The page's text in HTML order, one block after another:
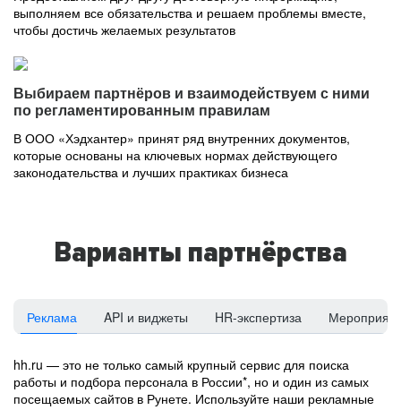
выполняем все обязательства и решаем проблемы вместе,
чтобы достичь желаемых результатов
Выбираем партнёров и взаимодействуем с ними
по регламентированным правилам
В ООО «Хэдхантер» принят ряд внутренних документов,
которые основаны на ключевых нормах действующего
законодательства и лучших практиках бизнеса
Варианты партнёрства
Реклама API и виджеты HR-экспертиза
hh.ru — это не только самый крупный сервис для поиска
работы и подбора персонала в России*, но и один из самых
посещаемых сайтов в Рунете. Используйте наши рекламные